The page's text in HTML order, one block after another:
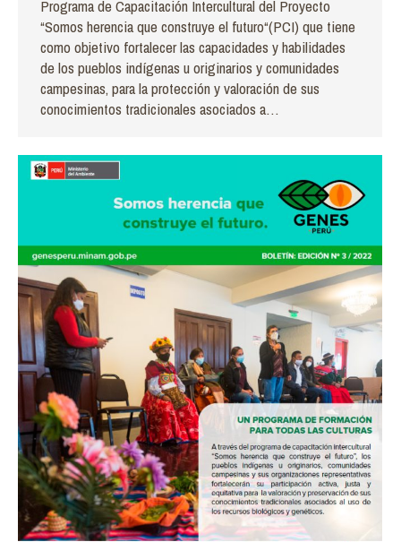
Programa de Capacitación Intercultural del Proyecto
“Somos herencia que construye el futuro“(PCI) que tiene
como objetivo fortalecer las capacidades y habilidades
de los pueblos indígenas u originarios y comunidades
campesinas, para la protección y valoración de sus
conocimientos tradicionales asociados a…